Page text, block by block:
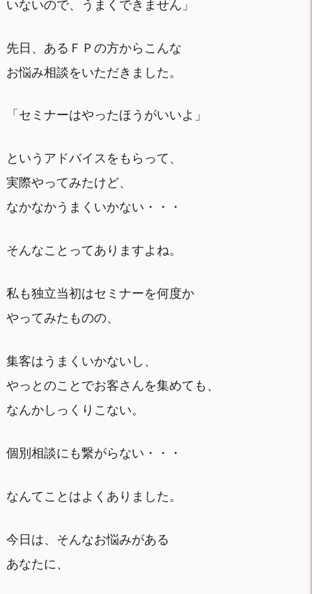
いないので、うまくできません」
先日、あるＦＰの方からこんな
お悩み相談をいただきました。
「セミナーはやったほうがいいよ」
というアドバイスをもらって、
実際やってみたけど、
なかなかうまくいかない・・・
そんなことってありますよね。
私も独立当初はセミナーを何度か
やってみたものの、
集客はうまくいかないし、
やっとのことでお客さんを集めても、
なんかしっくりこない。
個別相談にも繋がらない・・・
なんてことはよくありました。
今日は、そんなお悩みがある
あなたに、